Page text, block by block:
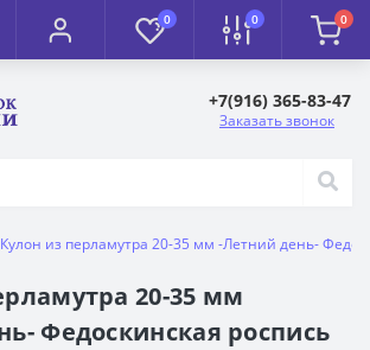
0 0 0
+7(916) 365-83-47
Заказать звонок
Кулон из перламутра 20-35 мм -Летний день-
20-35 мм
Федоскинская роспись